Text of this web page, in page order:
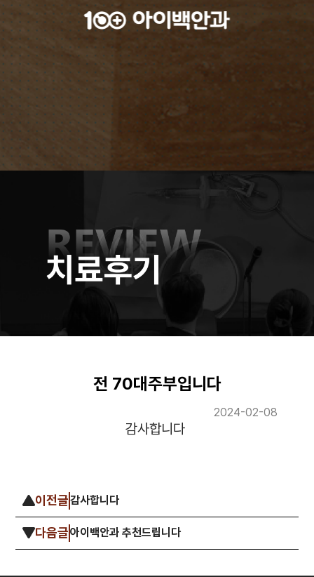
전 70대주부입니다
2024-02-08
감사합니다
이전글감사합니다
다음글아이백안과 추천드립니다